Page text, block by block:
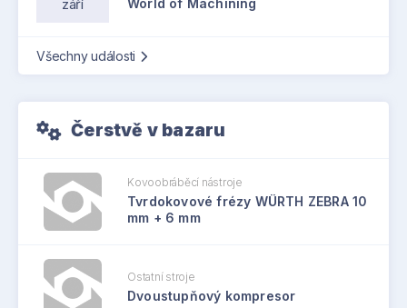
září World of Machining
Všechny události
Čerstvě v bazaru
Kovoobráběcí nástroje
Tvrdokovové frézy WÜRTH ZEBRA 10
mm + 6 mm
Ostatní stroje
Dvoustupňový kompresor